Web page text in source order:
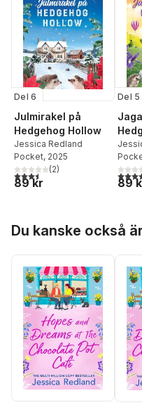
Del 6
Julmirakel på
Hedgehog Hollow
Jessica Redland
Pocket, 2025
3,5utav 5 stjärnor. Totalt antal
(2)
89 kr
Del 5
4,3
89
Du kanske också